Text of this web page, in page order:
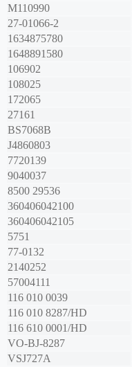
M110990
27-01066-2
1634875780
1648891580
106902
108025
172065
27161
BS7068B
J4860803
7720139
9040037
8500 29536
360406042100
360406042105
5751
77-0132
2140252
57004111
116 010 0039
116 010 8287/HD
116 610 0001/HD
VO-BJ-8287
VSJ727A